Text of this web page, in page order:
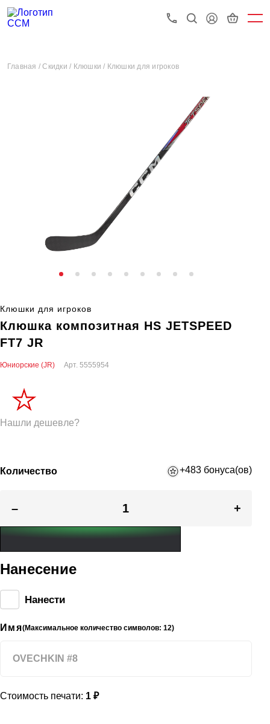
Главная /Скидки / Клюшки / Клюшки для игроков
Клюшки для игроков
Клюшка композитная HS JETSPEED
FT7 JR
Юниорские (JR) Арт. 5555954
Нашли дешевле?
Количество +483 бонуса(ов)
– +
Нанесение
Нанести
Имя(Максимальное количество символов: 12)
Стоимость печати: 1 ₽